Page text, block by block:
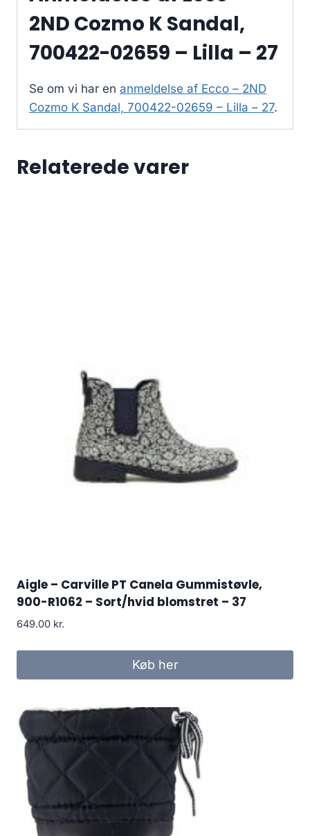
2ND Cozmo K Sandal,
700422-02659 – Lilla – 27
Se om vi har en anmeldelse af Ecco – 2ND
Cozmo K Sandal, 700422-02659 – Lilla – 27.
Relaterede varer
Aigle – Carville PT Canela Gummistøvle,
900-R1062 – Sort/hvid blomstret – 37
649.00 kr.
Køb her